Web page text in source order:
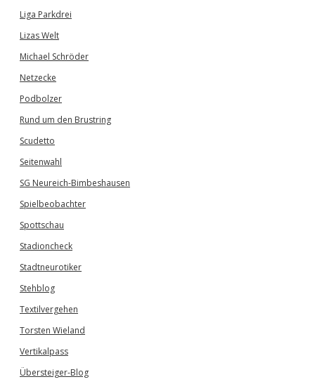
Liga Parkdrei
Lizas Welt
Michael Schröder
Netzecke
Podbolzer
Rund um den Brustring
Scudetto
Seitenwahl
SG Neureich-Bimbeshausen
Spielbeobachter
Spottschau
Stadioncheck
Stadtneurotiker
Stehblog
Textilvergehen
Torsten Wieland
Vertikalpass
Übersteiger-Blog